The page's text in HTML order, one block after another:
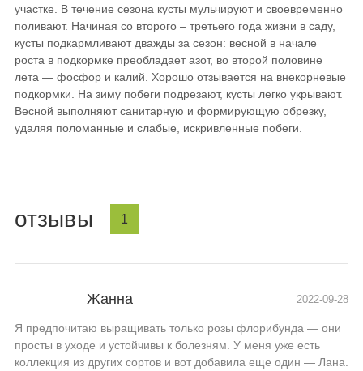
участке. В течение сезона кусты мульчируют и своевременно
поливают. Начиная со второго – третьего года жизни в саду,
кусты подкармливают дважды за сезон: весной в начале
роста в подкормке преобладает азот, во второй половине
лета — фосфор и калий. Хорошо отзывается на внекорневые
подкормки. На зиму побеги подрезают, кусты легко укрывают.
Весной выполняют санитарную и формирующую обрезку,
удаляя поломанные и слабые, искривленные побеги.
отзывы 1
Жанна 2022-09-28
Я предпочитаю выращивать только розы флорибунда — они
просты в уходе и устойчивы к болезням. У меня уже есть
коллекция из других сортов и вот добавила еще один — Лана.